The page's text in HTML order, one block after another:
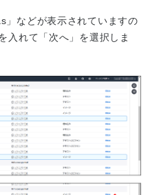
などが表示されていますの
入れて「次へ」を選択しま